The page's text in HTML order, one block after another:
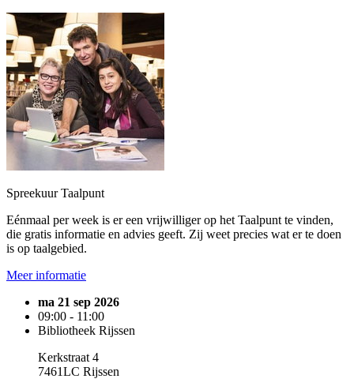
Spreekuur Taalpunt
Eénmaal per week is er een vrijwilliger op het Taalpunt te vinden,
die gratis informatie en advies geeft. Zij weet precies wat er te doen
is op taalgebied.
Meer informatie
ma 21 sep 2026
09:00 - 11:00
Bibliotheek Rijssen
Kerkstraat 4
7461LC Rijssen